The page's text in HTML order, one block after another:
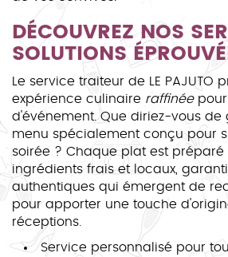
DÉCOUVREZ NOS
SOLUTIONS
Le service traiteur de LE PAJUTO
expérience culinaire raffinéepour
d'événement. Que diriez-vous de
menu spécialement conçu pour
soirée ? Chaque plat est
ingrédients frais et locaux,
authentiques qui émergent de
pour apporter une touche
réceptions.
Service personnalisé pour